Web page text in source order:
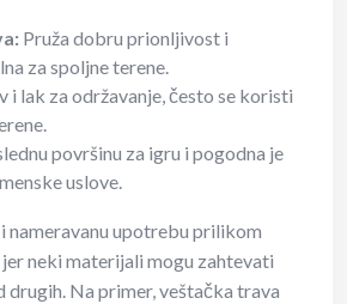
Pruža dobru prionljivost i
za spoljne terene.
i lak za održavanje, često se koristi
površinu za igru i pogodna je
uslove.
nameravanu upotrebu prilikom
neki materijali mogu zahtevati
drugih. Na primer, veštačka trava